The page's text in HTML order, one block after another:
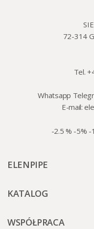
72-314
Tel.
Whatsapp
E-mail:
-2.5 % -5%
ELENPIPE
KATALOG
WSPÓŁPRACA